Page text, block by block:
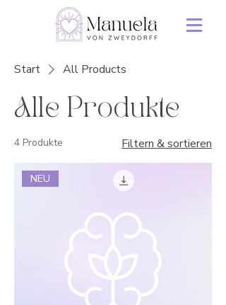
Start All Products
Alle Produkte
4 Produkte Filtern & sortieren
NEU